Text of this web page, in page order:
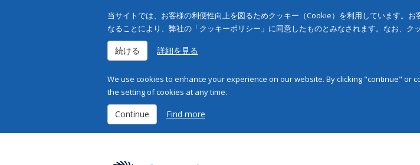
当サイトでは、お客様の利便性向上を図るためクッキー（Cookie）を利用しています。
なることにより、弊社の「クッキーポリシー」に同意したものとみなされます。なお、ク
続ける 詳細を見る
We use cookies to enhance your experience on our website. By clicking "continue" or
the setting of cookies at any time.
Continue Find more